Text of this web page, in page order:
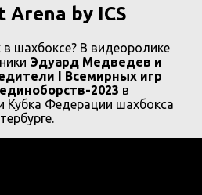
by ICS
шахбоксе? В видеоролике
Эдуард Медведев и
I Всемирных игр
2023 в
Кубка Федерации шахбокса